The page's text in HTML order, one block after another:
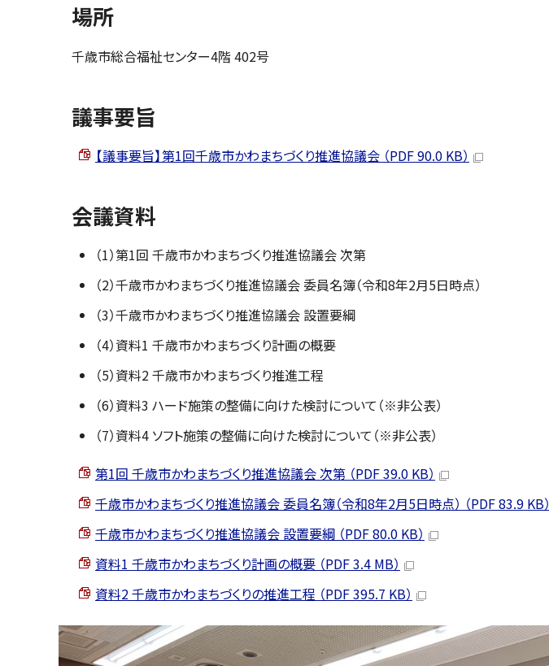
場所
千歳市総合福祉センター4階 402号
議事要旨
【議事要旨】第1回千歳市かわまちづくり推進協議会 （PDF 90.0 KB）
会議資料
（1）第1回 千歳市かわまちづくり推進協議会 次第
（2）千歳市かわまちづくり推進協議会 委員名簿（令和8年2月5日時点）
（3）千歳市かわまちづくり推進協議会 設置要綱
（4）資料1 千歳市かわまちづくり計画の概要
（5）資料2 千歳市かわまちづくり推進工程
（6）資料3 ハード施策の整備に向けた検討について（※非公表）
（7）資料4 ソフト施策の整備に向けた検討について（※非公表）
第1回 千歳市かわまちづくり推進協議会 次第 （PDF 39.0 KB）
千歳市かわまちづくり推進協議会 委員名簿（令和8年2月5日時点） （PDF 83.9 KB）
千歳市かわまちづくり推進協議会 設置要綱 （PDF 80.0 KB）
資料1 千歳市かわまちづくり計画の概要 （PDF 3.4 MB）
資料2 千歳市かわまちづくりの推進工程 （PDF 395.7 KB）